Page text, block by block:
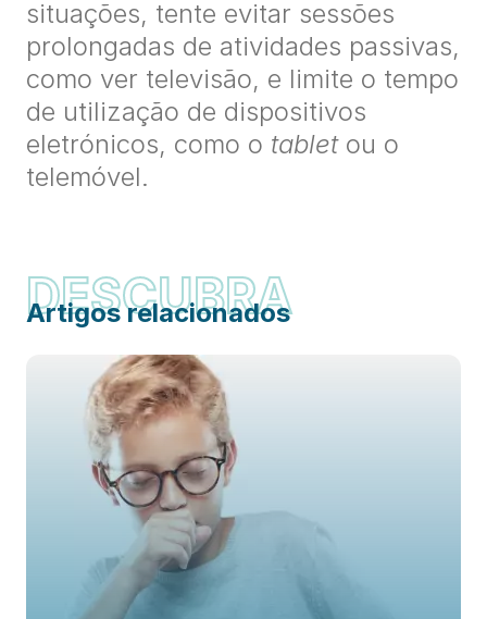
situações, tente evitar sessões
prolongadas de atividades passivas,
como ver televisão, e limite o tempo
de utilização de dispositivos
eletrónicos, como o tabletou o
telemóvel.
DESCUBRA
Artigos relacionados